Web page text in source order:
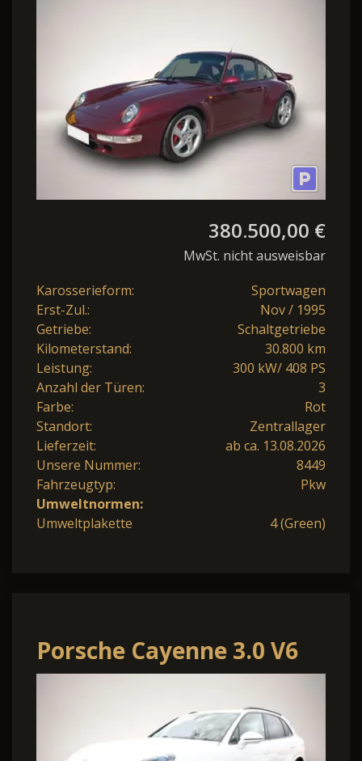
380.500,00 €
MwSt. nicht ausweisbar
Karosserieform:
Sportwagen
Erst-Zul.:
Nov / 1995
Getriebe:
Schaltgetriebe
Kilometerstand:
30.800 km
Leistung:
300 kW/ 408 PS
Anzahl der Türen:
3
Farbe:
Rot
Standort:
Zentrallager
Lieferzeit:
ab ca. 13.08.2026
Unsere Nummer:
8449
Fahrzeugtyp:
Pkw
Umweltnormen:
Umweltplakette
4 (Green)
Porsche Cayenne 3.0 V6
340 Pano LED StandH
ParkAs LM21Z